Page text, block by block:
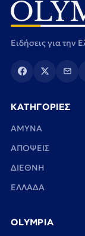
Ειδήσεις για την
ΚΑΤΗΓΟΡΙΕΣ
ΑΜΥΝΑ
ΑΠΟΨΕΙΣ
ΔΙΕΘΝΗ
ΕΛΛΑΔΑ
OLYMPIA